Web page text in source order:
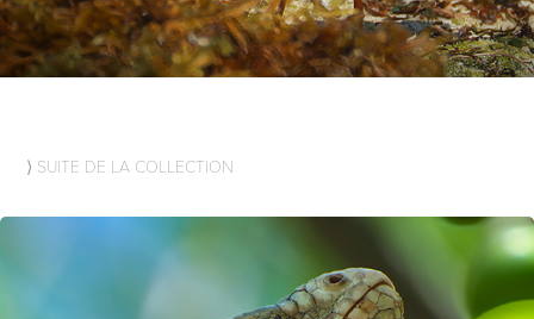
⟩ SUITE DE LA COLLECTION